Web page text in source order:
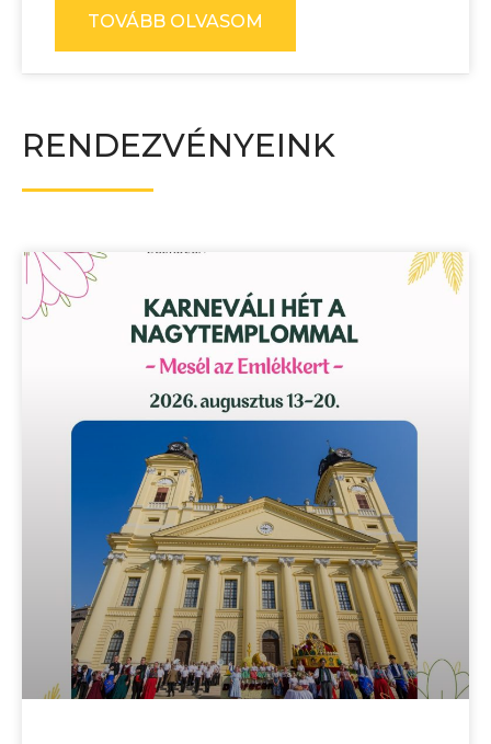
TOVÁBB OLVASOM
RENDEZVÉNYEINK